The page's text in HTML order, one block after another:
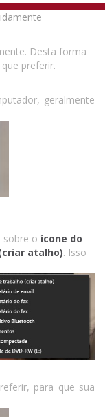
Desta forma
preferir.
geralmente
sobre o ícone do
atalho). Isso
para que sua